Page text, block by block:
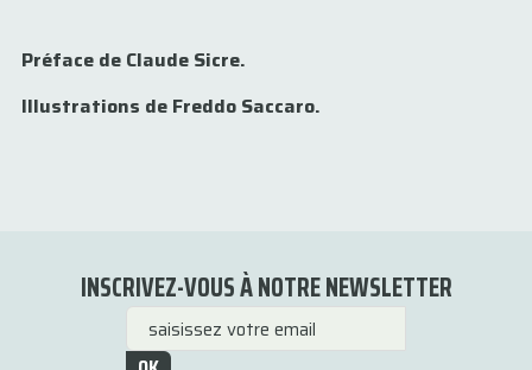
Préface de Claude Sicre.
Illustrations de Freddo Saccaro.
INSCRIVEZ-VOUS À NOTRE NEWSLETTER